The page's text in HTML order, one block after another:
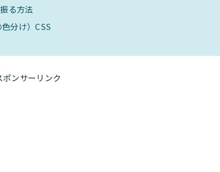
る方法
分け）CSS
ポンサーリンク